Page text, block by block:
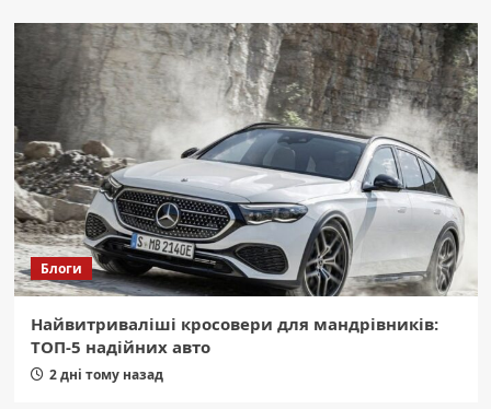
Блоги
Найвитриваліші кросовери для мандрівників:
ТОП-5 надійних авто
2 дні тому назад